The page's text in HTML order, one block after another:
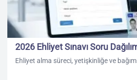
2026 Ehliyet Sınavı Soru
Ehliyet alma süreci, yetişkinliğe ve